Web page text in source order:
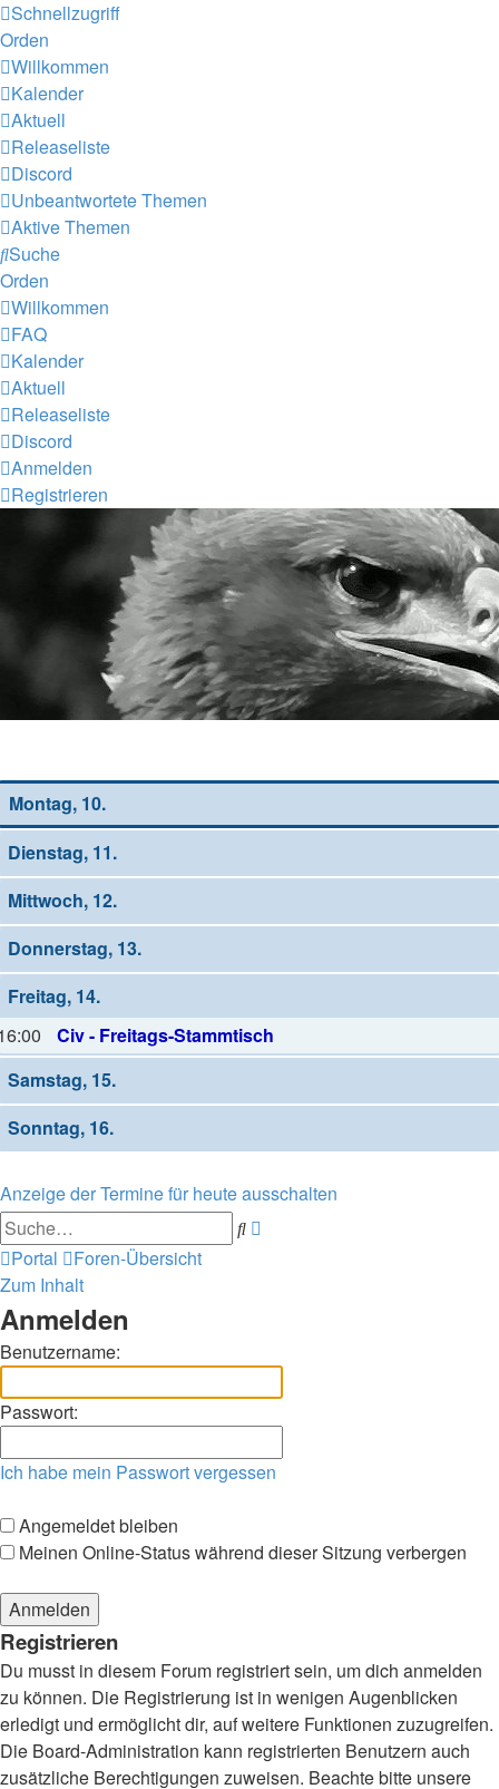
Schnellzugriff
Orden
Willkommen
Kalender
Aktuell
Releaseliste
Discord
Unbeantwortete Themen
Aktive Themen
Suche
Orden
Willkommen
FAQ
Kalender
Aktuell
Releaseliste
Discord
Anmelden
Registrieren
Montag, 10.
Dienstag, 11.
Mittwoch, 12.
Donnerstag, 13.
Freitag, 14.
Civ - Freitags-Stammtisch
Samstag, 15.
Sonntag, 16.
Anzeige der Termine für heute ausschalten
Suche
Portal
Foren-Übersicht
Zum Inhalt
Anmelden
Benutzername:
Passwort:
Ich habe mein Passwort vergessen
Angemeldet bleiben
Meinen Online-Status während dieser Sitzung verbergen
Registrieren
Du musst in diesem Forum registriert sein, um dich anmelden
zu können. Die Registrierung ist in wenigen Augenblicken
erledigt und ermöglicht dir, auf weitere Funktionen zuzugreifen.
Die Board-Administration kann registrierten Benutzern auch
zusätzliche Berechtigungen zuweisen. Beachte bitte unsere